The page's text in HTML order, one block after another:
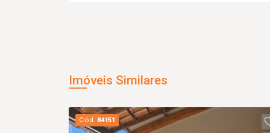
Imóveis Similares
Cód. 84151